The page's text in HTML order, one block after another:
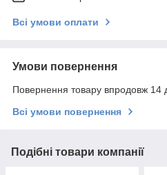
Всі умови оплати
Умови повернення
Повернення товару впродовж 14
Всі умови повернення
Подібні товари компанії